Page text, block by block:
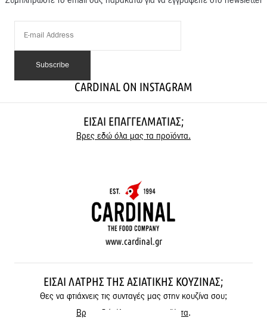
CARDINAL ON INSTAGRAM
ΕΊΣΑΙ ΕΠΑΓΓΕΛΜΑΤΊΑΣ;
Βρες εδώ όλα μας τα προϊόντα.
www.cardinal.gr
ΕΊΣΑΙ ΛΆΤΡΗΣ ΤΗΣ ΑΣΙΑΤΙΚΉΣ ΚΟΥΖΊΝΑΣ;
Θες να φτιάχνεις τις συνταγές μας στην κουζίνα σου;
Βρες εδώ όλα μας τα προϊόντα.